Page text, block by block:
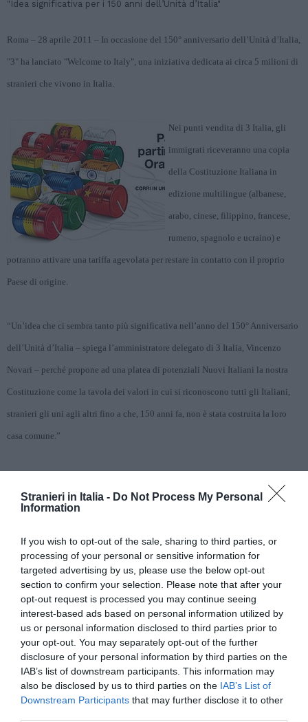
Stranieri in Italia - Do Not Process My Personal
Information
If you wish to opt-out of the sale, sharing to third parties, or
processing of your personal or sensitive information for
targeted advertising by us, please use the below opt-out
section to confirm your selection. Please note that after your
opt-out request is processed you may continue seeing
interest-based ads based on personal information utilized by
us or personal information disclosed to third parties prior to
your opt-out. You may separately opt-out of the further
disclosure of your personal information by third parties on the
IAB’s list of downstream participants. This information may
also be disclosed by us to third parties on the IAB’s List of
Downstream Participants that may further disclose it to other
"Idea significativa per i 150 anni dell’Unità d’Italia"
Roma – 28 aprile 2011 – In occasione del 150° anniversario dell’Unità d’Italia,
"3" ha lanciato "Welcome to Italy", una iniziativa dedicata ai circa 5 milioni di
stranieri che vivono in Italia.
Nei punti vendita di 3 Italia, gli
immigrati riceveranno una copia
della Costituzione Italiana in
edizione multilingue (albanese,
arabo, cinese, filippino, francese,
rumeno, spagnolo e ucraino) e
potranno attivare una tariffa agevolata per restare in contatto con il proprio
Paese di origine.
“Un’idea che ci sembra tanto più significativa nell’anno del 150° Anniversario
dell’Unità d’Italia – spiega l’amministratore delegato di 3 Italia, Vincenzo
Novari – perché propone ad una platea di potenziali Nuovi Italiani la nostra
Costituzione come la tavola dei valori in cui si riconoscono tutti gli Italiani,
stranieri gli uni agli altri fino a che, 150 anni fa, non è stata costruita la loro
casa comune.”
abbia il diritto e il dovere di conoscere lo strumento basilare su cui costruire la
Welcome to Italy è pubblicizzata su testate in lingua delle comunità straniere,
sulla free press e con affissioni nelle metropolitane e nelle stazioni. Come in un
gioco per bambini, dei barattoli con le bandiere dei Paesi d’origine sono uniti
da un filo e si trasformano in un telefono. “Ora sì – recita il claim – che il tuo
Paese lo senti vicino”